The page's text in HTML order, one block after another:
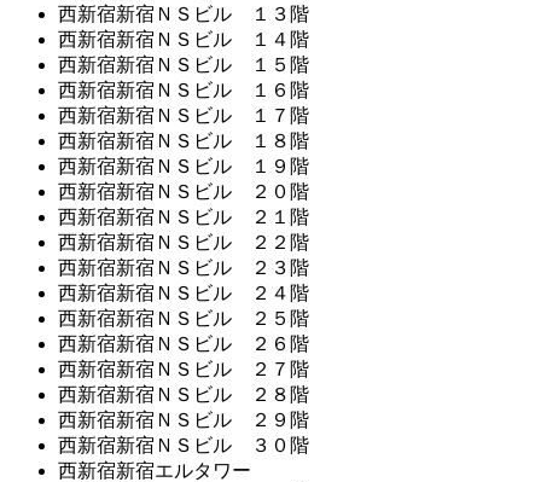
西新宿新宿ＮＳビル １３階
西新宿新宿ＮＳビル １４階
西新宿新宿ＮＳビル １５階
西新宿新宿ＮＳビル １６階
西新宿新宿ＮＳビル １７階
西新宿新宿ＮＳビル １８階
西新宿新宿ＮＳビル １９階
西新宿新宿ＮＳビル ２０階
西新宿新宿ＮＳビル ２１階
西新宿新宿ＮＳビル ２２階
西新宿新宿ＮＳビル ２３階
西新宿新宿ＮＳビル ２４階
西新宿新宿ＮＳビル ２５階
西新宿新宿ＮＳビル ２６階
西新宿新宿ＮＳビル ２７階
西新宿新宿ＮＳビル ２８階
西新宿新宿ＮＳビル ２９階
西新宿新宿ＮＳビル ３０階
西新宿新宿エルタワー